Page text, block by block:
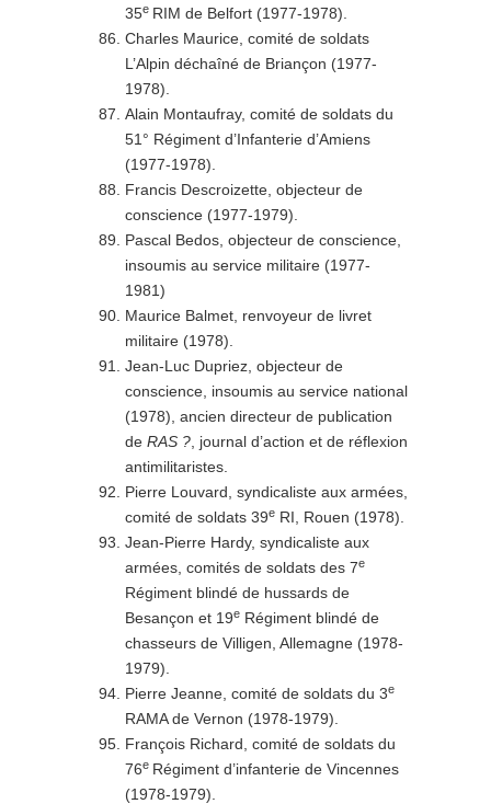
35e RIM de Belfort (1977-1978).
Charles Maurice, comité de soldats
L’Alpin déchaîné de Briançon (1977-
1978).
Alain Montaufray, comité de soldats du
51° Régiment d’Infanterie d’Amiens
(1977-1978).
Francis Descroizette, objecteur de
conscience (1977-1979).
Pascal Bedos, objecteur de conscience,
insoumis au service militaire (1977-
1981)
Maurice Balmet, renvoyeur de livret
militaire (1978).
Jean-Luc Dupriez, objecteur de
conscience, insoumis au service national
(1978), ancien directeur de publication
de RAS ? , journal d’action et de réflexion
antimilitaristes.
Pierre Louvard, syndicaliste aux armées,
comité de soldats 39e RI, Rouen (1978).
Jean-Pierre Hardy, syndicaliste aux
armées, comités de soldats des 7e
Régiment blindé de hussards de
Besançon et 19e Régiment blindé de
chasseurs de Villigen, Allemagne (1978-
1979).
Pierre Jeanne, comité de soldats du 3e
RAMA de Vernon (1978-1979).
François Richard, comité de soldats du
76e Régiment d’infanterie de Vincennes
(1978-1979).